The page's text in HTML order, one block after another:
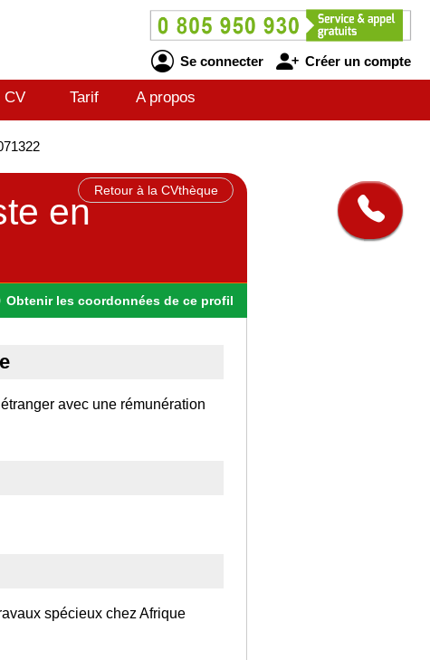
Se connecter Créer un compte
CV Tarif A propos
Retour à la CVthèque
en
Obtenir les coordonnées de ce profil
avec une rémunération
spécieux chez Afrique